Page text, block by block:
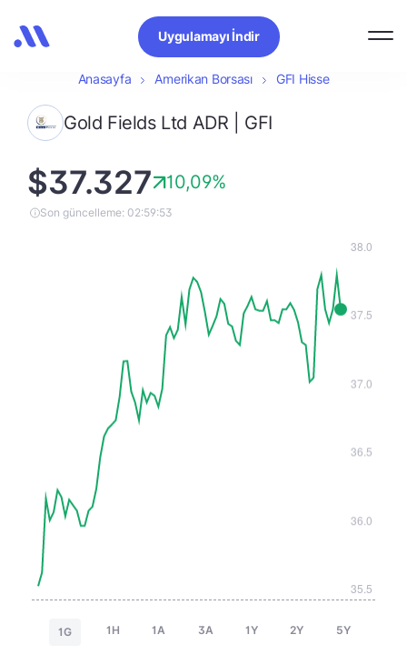
Uygulamayı İndir
Anasayfa Amerikan Borsası GFI Hisse
Gold Fields Ltd ADR | GFI
$37.327 10,09%
Son güncelleme: 02:59:53
1G 1H 1A 3A 1Y 2Y 5Y